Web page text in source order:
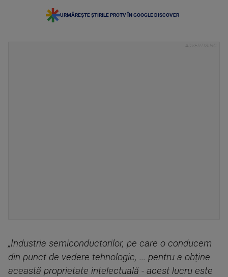
URMĂREȘTE ȘTIRILE PROTV ÎN GOOGLE DISCOVER
„Industria semiconductorilor, pe care o conducem
din punct de vedere tehnologic, ... pentru a obține
această proprietate intelectuală - acest lucru este